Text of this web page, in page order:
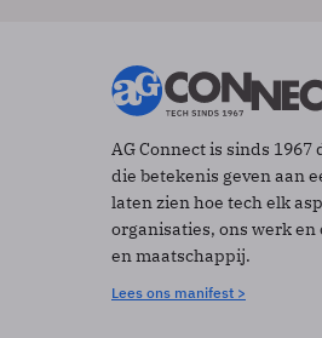
AG Connect is sinds
die betekenis geven aan
laten zien hoe tech elk
organisaties, ons werk
en maatschappij.
Lees ons manifest >